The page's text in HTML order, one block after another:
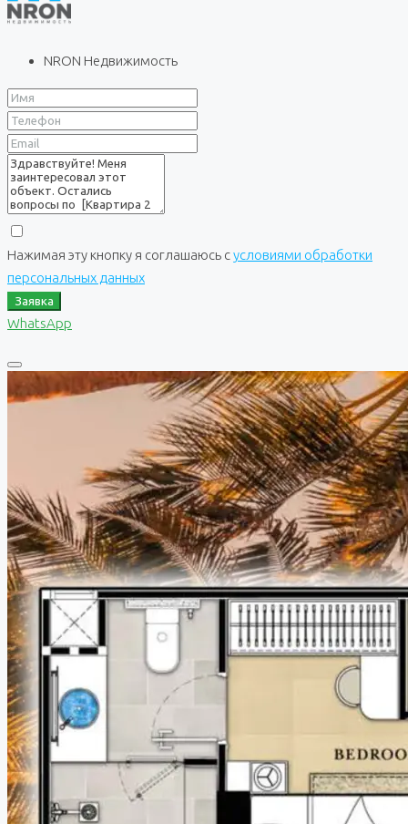
NRON Недвижимость
Нажимая эту кнопку я соглашаюсь сусловиями обработки
персональных данных
Заявка
WhatsApp